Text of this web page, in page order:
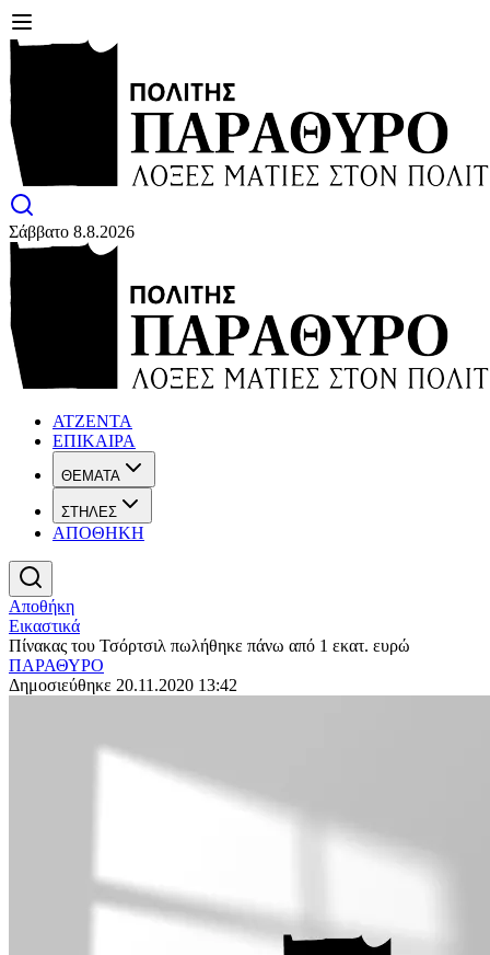
Σάββατο 8.8.2026
ΑΤΖΕΝΤΑ
ΕΠΙΚΑΙΡΑ
ΘΕΜΑΤΑ
ΣΤΗΛΕΣ
ΑΠΟΘΗΚΗ
Αποθήκη
Εικαστικά
Πίνακας του Τσόρτσιλ πωλήθηκε πάνω από 1 εκατ. ευρώ
ΠΑΡΑΘΥΡΟ
Δημοσιεύθηκε 20.11.2020 13:42